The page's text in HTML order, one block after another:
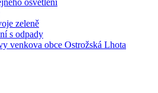
zeleně
s odpady
venkova obce Ostrožská Lhota